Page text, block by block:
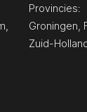
Provincies:
Groningen
Zuid-